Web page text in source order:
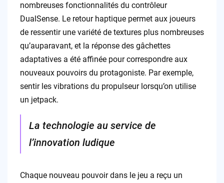
nombreuses fonctionnalités du contrôleur
DualSense. Le retour haptique permet aux joueurs
de ressentir une variété de textures plus nombreuses
qu’auparavant, et la réponse des gâchettes
adaptatives a été affinée pour correspondre aux
nouveaux pouvoirs du protagoniste. Par exemple,
sentir les vibrations du propulseur lorsqu’on utilise
un jetpack.
La technologie au service de
l’innovation ludique
Chaque nouveau pouvoir dans le jeu a reçu un